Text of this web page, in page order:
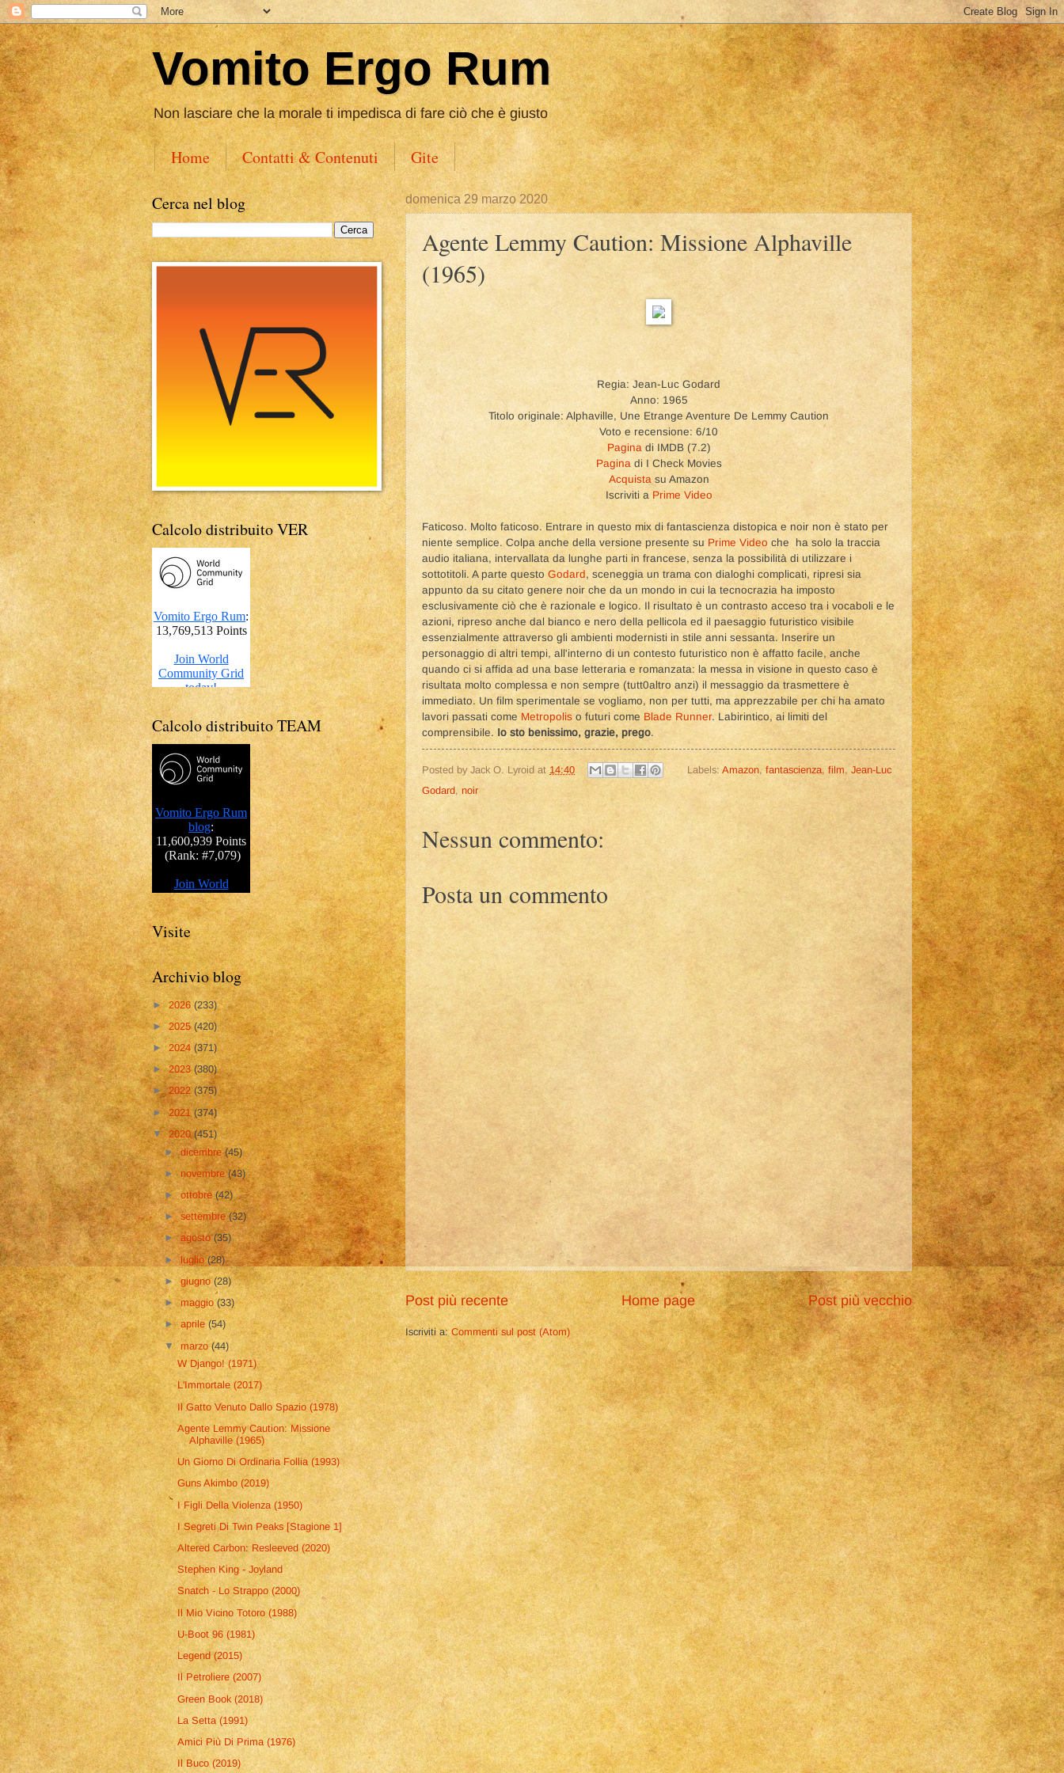
Vomito Ergo Rum
Non lasciare che la morale ti impedisca di fare ciò che è giusto
Home Contatti & Contenuti Gite
domenica 29 marzo 2020
Agente Lemmy Caution: Missione Alphaville
(1965)
Regia: Jean-Luc Godard
Anno: 1965
Titolo originale: Alphaville, Une Etrange Aventure De Lemmy Caution
Voto e recensione: 6/10
Pagina di IMDB (7.2)
Pagina di I Check Movies
Acquista su Amazon
Iscriviti a Prime Video
Faticoso. Molto faticoso. Entrare in questo mix di fantascienza distopica e noir non è stato per
niente semplice. Colpa anche della versione presente su Prime Video che ha solo la traccia
audio italiana, intervallata da lunghe parti in francese, senza la possibilità di utilizzare i
sottotitoli. A parte questo Godard, sceneggia un trama con dialoghi complicati, ripresi sia
appunto da su citato genere noir che da un mondo in cui la tecnocrazia ha imposto
esclusivamente ciò che è razionale e logico. Il risultato è un contrasto acceso tra i vocaboli e le
azioni, ripreso anche dal bianco e nero della pellicola ed il paesaggio futuristico visibile
essenzialmente attraverso gli ambienti modernisti in stile anni sessanta. Inserire un
personaggio di altri tempi, all'interno di un contesto futuristico non è affatto facile, anche
quando ci si affida ad una base letteraria e romanzata: la messa in visione in questo caso è
risultata molto complessa e non sempre (tutt0altro anzi) il messaggio da trasmettere è
immediato. Un film sperimentale se vogliamo, non per tutti, ma apprezzabile per chi ha amato
lavori passati come Metropoliso futuri come Blade Runner. Labirintico, ai limiti del
comprensibile.Io sto benissimo, grazie, prego.
Posted by Jack O. Lyroid at 14:40 Labels:Amazon, fantascienza, film,Jean-Luc
Godard, noir
Nessun commento:
Posta un commento
Post più recente Post più vecchio
Home page
Iscriviti a:Commenti sul post (Atom)
Cerca nel blog
Calcolo distribuito VER
Calcolo distribuito TEAM
Visite
Archivio blog
► 2026(233)
►2025(420)
► 2024 (371)
►2023(380)
►2022(375)
►2021(374)
▼2020(451)
►dicembre(45)
►novembre(43)
►ottobre(42)
►settembre(32)
►agosto(35)
►luglio(28)
►giugno(28)
►maggio(33)
►aprile(54)
▼marzo(44)
W Django! (1971)
L'Immortale (2017)
Il Gatto Venuto Dallo Spazio (1978)
Agente Lemmy Caution: Missione
Alphaville (1965)
Un Giorno Di Ordinaria Follia (1993)
Guns Akimbo (2019)
I Figli Della Violenza (1950)
I Segreti Di Twin Peaks [Stagione 1]
Altered Carbon: Resleeved (2020)
Stephen King - Joyland
Snatch - Lo Strappo (2000)
Il Mio Vicino Totoro (1988)
U-Boot 96 (1981)
Legend (2015)
Il Petroliere (2007)
Green Book (2018)
La Setta (1991)
Amici Più Di Prima (1976)
Il Buco (2019)